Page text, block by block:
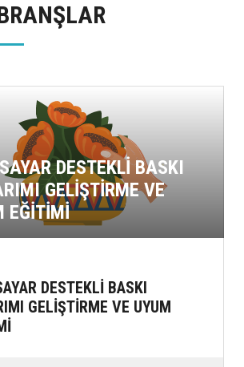
DESTEKLİ BASKI
GELİŞTİRME VE
EĞİTİMİ
DESTEKLİ BASKI
GELİŞTİRME VE UYUM